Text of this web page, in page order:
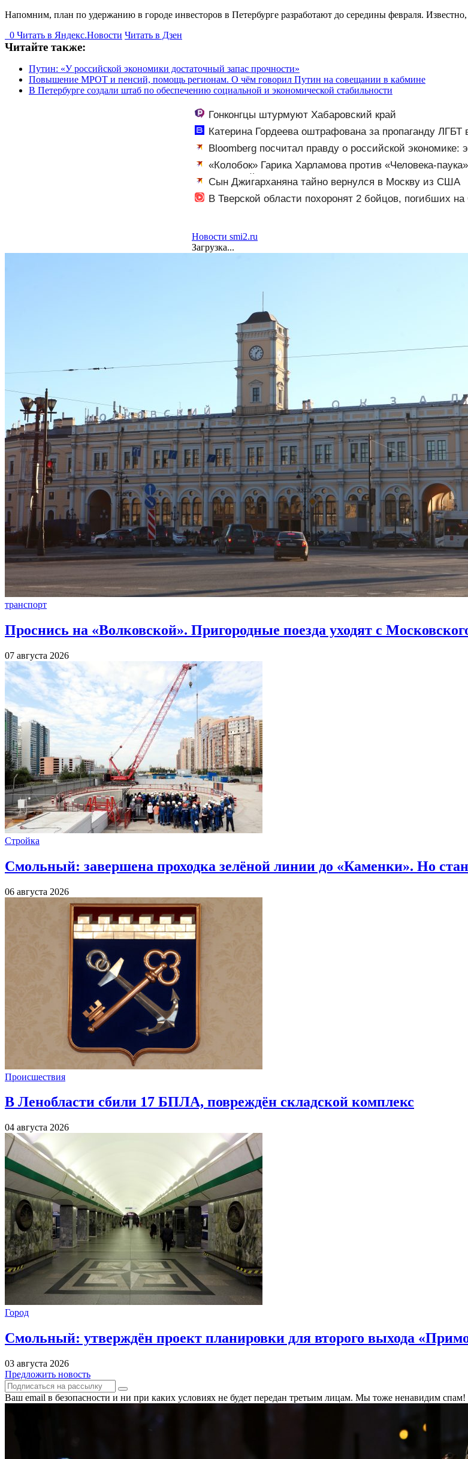
Напомним, план по удержанию в городе инвесторов в Петербурге разработают до середины февраля.
0 Читать в Яндекс.Новости Читать в Дзен
Читайте также:
Путин: «У российской экономики достаточный запас прочности»
Повышение МРОТ и пенсий, помощь регионам. О чём говорил Путин на совещании в кабмине
В Петербурге создали штаб по обеспечению социальной и экономической стабильности
Гонконгцы штурмуют Хабаровский край
Катерина Гордеева оштрафована за пропаганду ЛГБТ
Вести.ru
Bloomberg посчитал правду о российской экономике:
богаче русского», закончилась
«Колобок» Гарика Харламова против «Человека-
грандиозный скандал — а картина уже собрала почти
Сын Джигарханяна тайно вернулся в Москву из США
В Тверской области похоронят 2 бойцов, погибших
Новости smi2.ru
Загрузка...
транспорт
Проснись на «Волковской». Пригородные поезда уходят с
07 августа 2026
Стройка
Смольный: завершена проходка зелёной линии до «Каменки». Но
06 августа 2026
Происшествия
В Ленобласти сбили 17 БПЛА, повреждён складской комплекс
04 августа 2026
Город
Смольный: утверждён проект планировки для второго выхода
03 августа 2026
Предложить новость
Ваш email в безопасности и ни при каких условиях не будет передан третьим лицам. Мы тоже ненавидим спам!